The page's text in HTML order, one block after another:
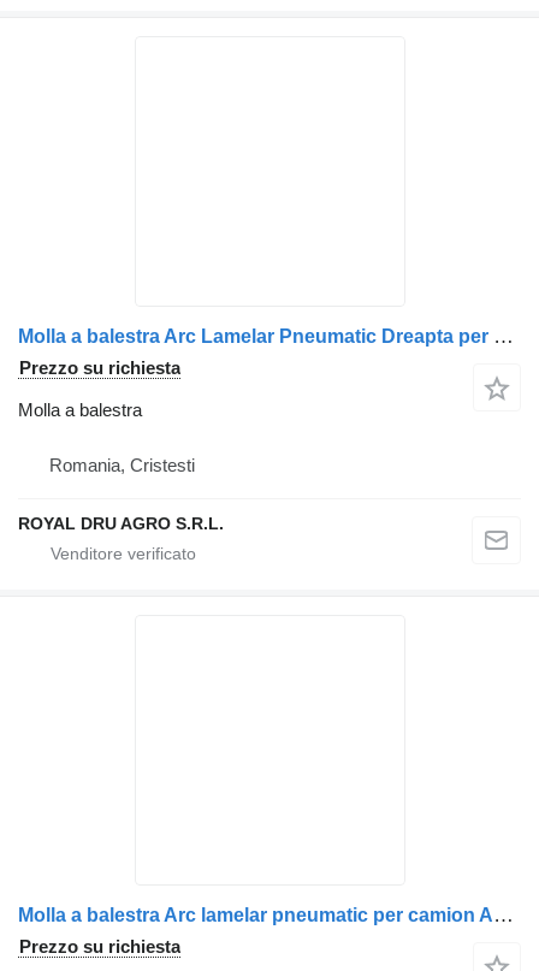
Molla a balestra Arc Lamelar Pneumatic Dreapta per camion AXA 21079764/20973268/82377368/22477209
Prezzo su richiesta
Molla a balestra
Romania, Cristesti
ROYAL DRU AGRO S.R.L.
Molla a balestra Arc lamelar pneumatic per camion AXA motor dreapta Scania 1421061 / 1376910
Prezzo su richiesta